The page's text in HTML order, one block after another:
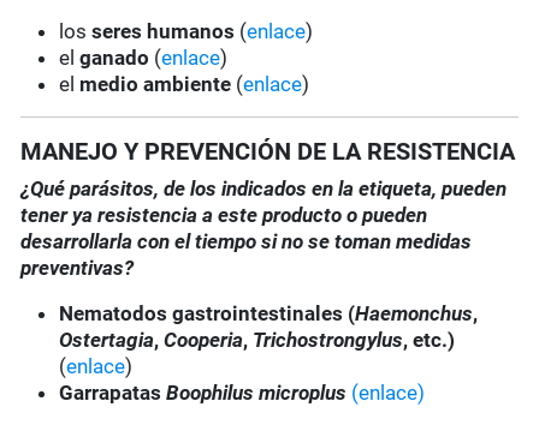
losseres humanos (enlace)
elganado (enlace)
el medio ambiente (enlace)
MANEJO Y PREVENCIÓN DE LA RESISTENCIA
¿Qué parásitos, de los indicados en la etiqueta, pueden
tener ya resistencia a este producto o pueden
desarrollarla con el tiempo si no se toman medidas
preventivas?
Nematodos gastrointestinales (Haemonchus,
Ostertagia,Cooperia, Trichostrongylus, etc.)
(enlace)
GarrapatasBoophilus microplus (enlace)